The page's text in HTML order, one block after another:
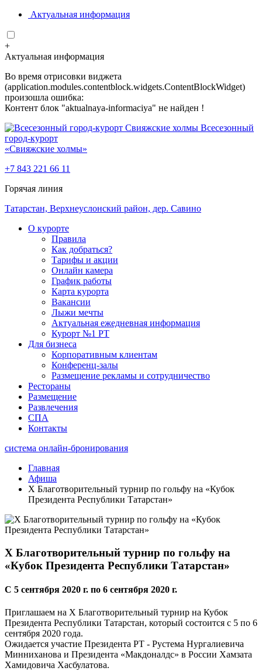
Актуальная информация
+
Актуальная информация
Во время отрисовки виджета
(application.modules.contentblock.widgets.ContentBlockWidget)
произошла ошибка:
Контент блок "aktualnaya-informaciya" не найден !
Всесезонный
город-курорт
«Свияжские холмы»
+7 843 221 66 11
Горячая линия
Татарстан, Верхнеуслонский район, дер. Савино
О курорте
Правила
Как добраться?
Тарифы и акции
Онлайн камера
График работы
Карта курорта
Вакансии
Лыжи мечты
Актуальная ежедневная информация
Курорт №1 РТ
Для бизнеса
Корпоративным клиентам
Конференц-залы
Размещение рекламы и сотрудничество
Рестораны
Размещение
Развлечения
СПА
Контакты
система онлайн-бронирования
Главная
Афиша
X Благотворительный турнир по гольфу на «Кубок
Президента Республики Татарстан»
X Благотворительный турнир по гольфу на
«Кубок Президента Республики Татарстан»
C 5 сентября 2020 г. по 6 сентября 2020 г.
Приглашаем на Х Благотворительный турнир на Кубок
Президента Республики Татарстан, который состоится с 5 по 6
сентября 2020 года.
Ожидается участие Президента РТ - Рустема Нургалиевича
Минниханова и Президента «Макдоналдс» в России Хамзата
Хамидовича Хасбулатова.